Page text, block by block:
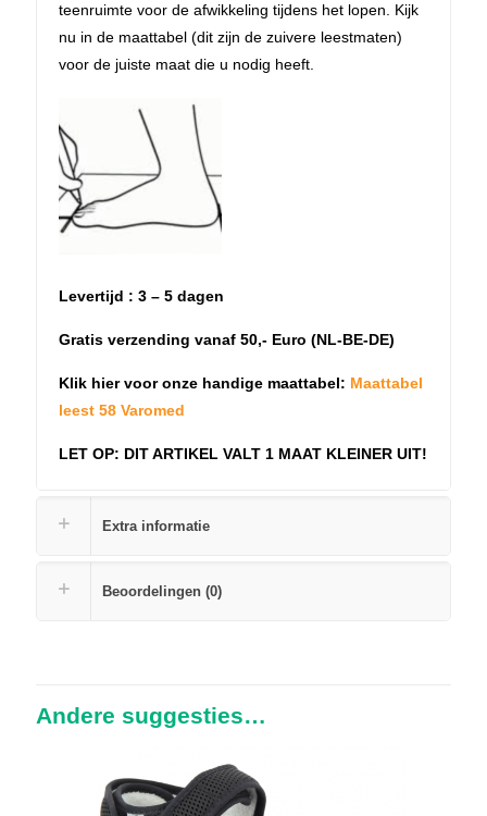
teenruimte voor de afwikkeling tijdens het lopen. Kijk
nu in de maattabel (dit zijn de zuivere leestmaten)
voor de juiste maat die u nodig heeft.
Levertijd : 3 – 5 dagen
Gratis verzending vanaf 50,- Euro (NL-BE-DE)
Klik hier voor onze handige maattabel: Maattabel
leest 58 Varomed
LET OP: DIT ARTIKEL VALT 1 MAAT KLEINER UIT!
Extra informatie
Beoordelingen (0)
Andere suggesties…